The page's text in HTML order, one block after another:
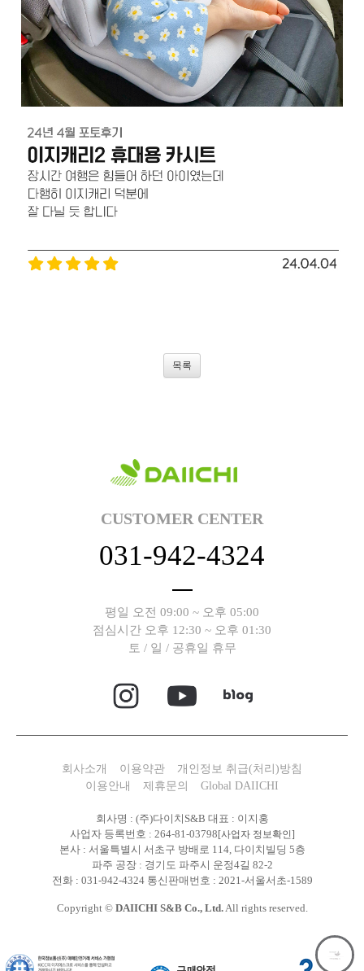
목록
CUSTOMER CENTER
031-942-4324
평일 오전 09:00 ~ 오후 05:00
점심시간 오후 12:30 ~ 오후 01:30
토 / 일 / 공휴일 휴무
회사소개 이용약관
개인정보 취급(처리)방침
이용안내
제휴문의 Global DAIICHI
회사명 : (주)다이치S&B 대표 : 이지홍
사업자 등록번호 : 264-81-03798[사업자 정보확인]
본사 : 서울특별시 서초구 방배로 114, 다이치빌딩 5층
파주 공장 : 경기도 파주시 운정4길 82-2
전화 : 031-942-4324 통신판매번호 : 2021-서울서초-1589
Copyright © DAIICHI S&B Co., Ltd.All rights reserved.